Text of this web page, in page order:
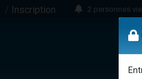
/ Inscription
2 personnes
3 personnes